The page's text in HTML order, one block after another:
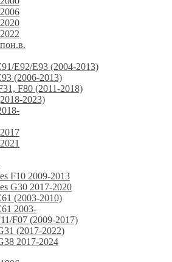
E92/E93 (2004-2013)
(2006-2013)
F80 (2011-2018)
2023)
F10 2009-2013
G30 2017-2020
(2003-2010)
2003-
F07 (2009-2017)
(2017-2022)
2017-2024